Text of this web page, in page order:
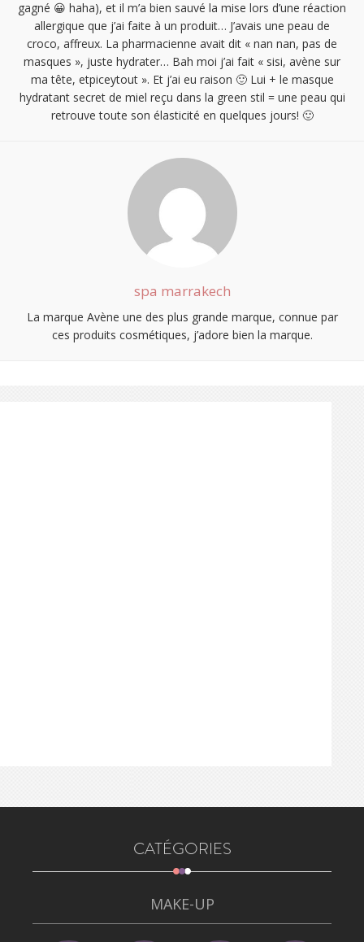
gagné 😀 haha), et il m’a bien sauvé la mise lors d’une réaction
allergique que j’ai faite à un produit… J’avais une peau de
croco, affreux. La pharmacienne avait dit « nan nan, pas de
masques », juste hydrater… Bah moi j’ai fait « sisi, avène sur
ma tête, etpiceytout ». Et j’ai eu raison 🙂 Lui + le masque
hydratant secret de miel reçu dans la green stil = une peau qui
retrouve toute son élasticité en quelques jours! 🙂
spa marrakech
La marque Avène une des plus grande marque, connue par
ces produits cosmétiques, j’adore bien la marque.
CATÉGORIES
MAKE-UP